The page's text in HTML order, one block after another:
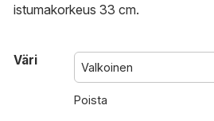
istumakorkeus 33 cm.
Väri
Poista